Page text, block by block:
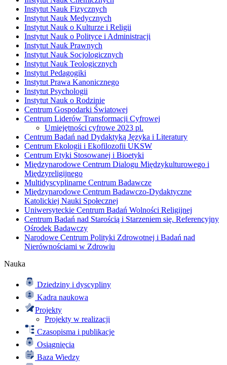
Instytut Nauk Fizycznych
Instytut Nauk Medycznych
Instytut Nauk o Kulturze i Religii
Instytut Nauk o Polityce i Administracji
Instytut Nauk Prawnych
Instytut Nauk Socjologicznych
Instytut Nauk Teologicznych
Instytut Pedagogiki
Instytut Prawa Kanonicznego
Instytut Psychologii
Instytut Nauk o Rodzinie
Centrum Gospodarki Światowej
Centrum Liderów Transformacji Cyfrowej
Umiejętności cyfrowe 2023 pl.
Centrum Badań nad Dydaktyką Języka i Literatury
Centrum Ekologii i Ekofilozofii UKSW
Centrum Etyki Stosowanej i Bioetyki
Międzynarodowe Centrum Dialogu Międzykulturowego i
Międzyreligijnego
Multidyscyplinarne Centrum Badawcze
Międzynarodowe Centrum Badawczo-Dydaktyczne
Katolickiej Nauki Społecznej
Uniwersyteckie Centrum Badań Wolności Religijnej
Centrum Badań nad Starością i Starzeniem się. Referencyjny
Ośrodek Badawczy
Narodowe Centrum Polityki Zdrowotnej i Badań nad
Nierównościami w Zdrowiu
Nauka
Dziedziny i dyscypliny
Kadra naukowa
Projekty
Projekty w realizacji
Czasopisma i publikacje
Osiągnięcia
Baza Wiedzy